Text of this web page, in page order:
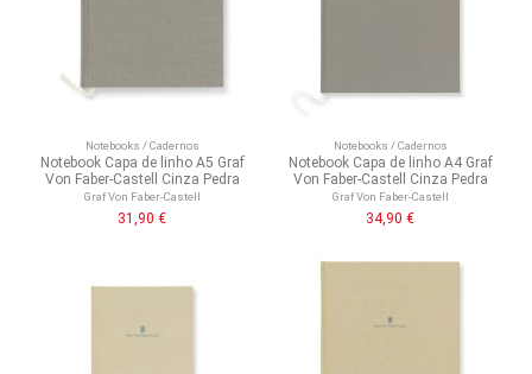
Notebooks / Cadernos
Notebook Capa de linho A5 Graf
Von Faber-Castell Cinza Pedra
Graf Von Faber-Castell
31,90 €
Notebooks / Cadernos
Notebook Capa de linho A4 Graf
Von Faber-Castell Cinza Pedra
Graf Von Faber-Castell
34,90 €